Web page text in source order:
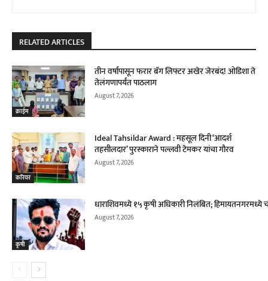
RELATED ARTICLES
क्राईम
तीन वर्षांपासून फरार बॅग लिफ्टर अखेर जेरबंद! ओडिशा ते
तेलंगणापर्यंत पाठलाग
August 7, 2026
करियर
Ideal Tahsildar Award : महसूल दिनी ‘आदर्श
तहसीलदार’ पुरस्काराने पल्लवी टेमकर यांचा गौरव
August 7, 2026
कृषी
धाराशिवमध्ये १५ कृषी अधिकारी निलंबित; हिमायतनगरमध्ये
August 7, 2026